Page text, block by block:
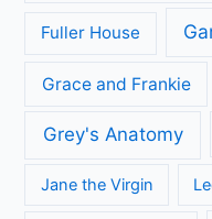
Fuller House
Grace and Frankie
Grey's Anatomy
Jane the Virgin